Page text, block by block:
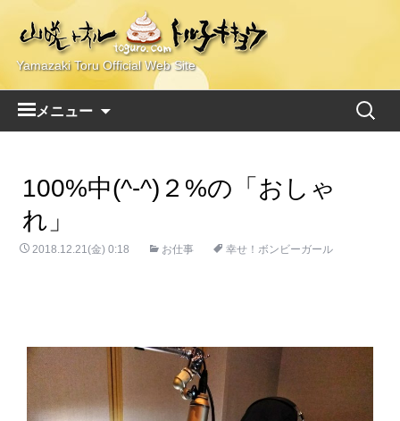
Yamazaki Toru Official Web Site
メニュー
ツ
キ
検
100%中(^-^)２%の「おしゃ
れ」
2018.12.21(金) 0:18 お仕事 幸せ！ボンビーガール